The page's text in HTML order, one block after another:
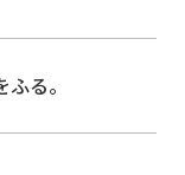
る。